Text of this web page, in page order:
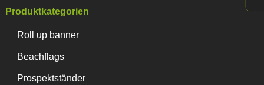
Produktkategorien
Roll up banner
Beachflags
Prospektständer